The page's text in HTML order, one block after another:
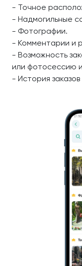
- Точное
- Надмогильные
- Фотографии.
- Комментарии и
- Возможность
или фотосессию
- История